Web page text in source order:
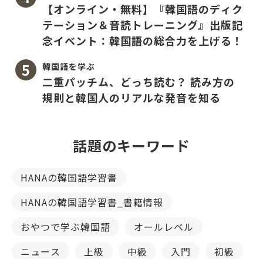
【オンライン・無料】『韓国語のディク
テーション＆音読トレーニング』出版記
念イベント：韓国語の総合力を上げる！
韓国語を学ぶ
二重パッチム、どっち読む？ 読み方の
規則と韓国人のリアルな発音を知る
話題のキーワード
HANAの韓国語学習書
HANAの韓国語学習書_書籍情報
おやつで学ぶ韓国語
オールレベル
ニュース
上級 中級 入門
初級